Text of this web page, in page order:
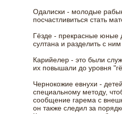
Одалиски - молодые
посчастливиться стать
Гёзде - прекрасные юные
султана и разделить с
Карийелер - это были
их повышали до уровня
Чернокожие евнухи -
специальному методу,
сообщение гарема с
он также следил за